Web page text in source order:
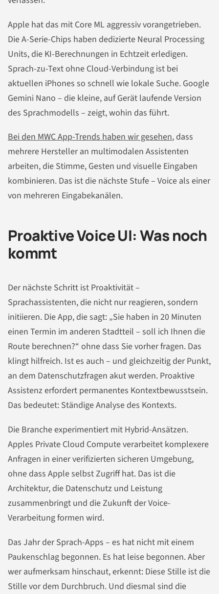
Apple hat das mit Core ML aggressiv vorangetrieben.
Die A-Serie-Chips haben dedizierte Neural Processing
Units, die KI-Berechnungen in Echtzeit erledigen.
Sprach-zu-Text ohne Cloud-Verbindung ist bei
aktuellen iPhones so schnell wie lokale Suche. Google
Gemini Nano – die kleine, auf Gerät laufende Version
des Sprachmodells – zeigt, wohin das führt.
Bei den MWC App-Trends haben wir gesehen, dass
mehrere Hersteller an multimodalen Assistenten
arbeiten, die Stimme, Gesten und visuelle Eingaben
kombinieren. Das ist die nächste Stufe – Voice als einer
von mehreren Eingabekanälen.
Proaktive Voice UI: Was noch
kommt
Der nächste Schritt ist Proaktivität –
Sprachassistenten, die nicht nur reagieren, sondern
initiieren. Die App, die sagt: „Sie haben in 20 Minuten
einen Termin im anderen Stadtteil – soll ich Ihnen die
Route berechnen?“ ohne dass Sie vorher fragen. Das
klingt hilfreich. Ist es auch – und gleichzeitig der Punkt,
an dem Datenschutzfragen akut werden. Proaktive
Assistenz erfordert permanentes Kontextbewusstsein.
Das bedeutet: Ständige Analyse des Kontexts.
Die Branche experimentiert mit Hybrid-Ansätzen.
Apples Private Cloud Compute verarbeitet komplexere
Anfragen in einer verifizierten sicheren Umgebung,
ohne dass Apple selbst Zugriff hat. Das ist die
Architektur, die Datenschutz und Leistung
zusammenbringt und die Zukunft der Voice-
Verarbeitung formen wird.
Das Jahr der Sprach-Apps – es hat nicht mit einem
Paukenschlag begonnen. Es hat leise begonnen. Aber
wer aufmerksam hinschaut, erkennt: Diese Stille ist die
Stille vor dem Durchbruch. Und diesmal sind die